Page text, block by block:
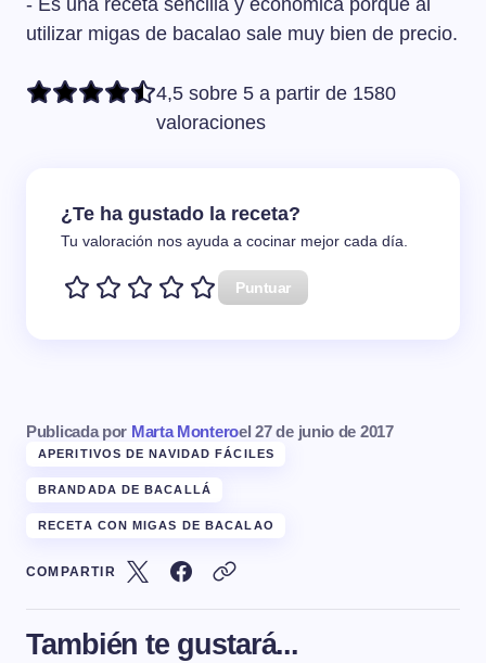
- Es una receta sencilla y económica porque al
utilizar migas de bacalao sale muy bien de precio.
4,5 sobre 5 a partir de 1580
valoraciones
¿Te ha gustado la receta?
Tu valoración nos ayuda a cocinar mejor cada día.
Puntuar
Publicada por Marta Monteroel 27 de junio de 2017
APERITIVOS DE NAVIDAD FÁCILES
BRANDADA DE BACALLÁ
RECETA CON MIGAS DE BACALAO
COMPARTIR
También te gustará...